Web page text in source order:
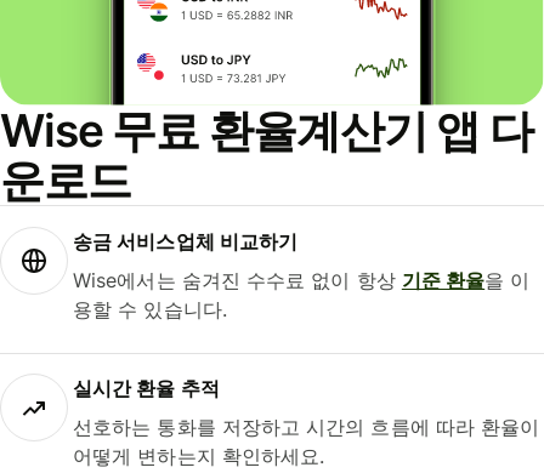
Wise 무료 환율계산기 앱 다
운로드
송금 서비스업체 비교하기
Wise에서는 숨겨진 수수료 없이 항상 기준 환율을 이
용할 수 있습니다.
실시간 환율 추적
선호하는 통화를 저장하고 시간의 흐름에 따라 환율이
어떻게 변하는지 확인하세요.